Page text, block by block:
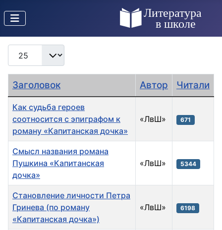
Кол-во строк:
Заголовок Автор Читали
Как судьба героев
соотносится с эпиграфом к
роману «Капитанская дочка»
«ЛвШ» 671
Смысл названия романа
Пушкина «Капитанская
дочка»
«ЛвШ» 5344
Становление личности Петра
Гринева (по роману
«Капитанская дочка»)
«ЛвШ» 6198